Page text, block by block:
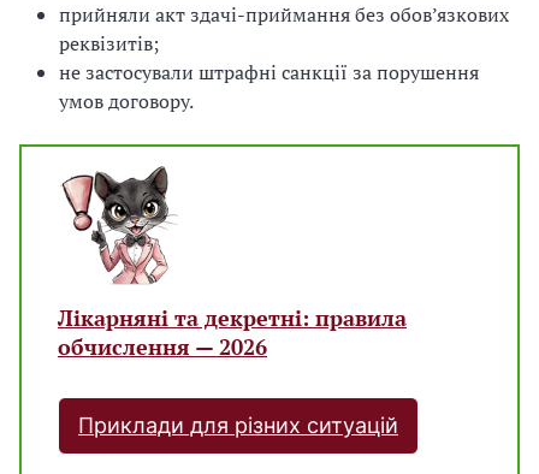
прийняли акт здачі-приймання без обов’язкових
реквізитів;
не застосували штрафні санкції за порушення
умов договору.
Лікарняні та декретні: правила
обчислення — 2026
Приклади для різних ситуацій